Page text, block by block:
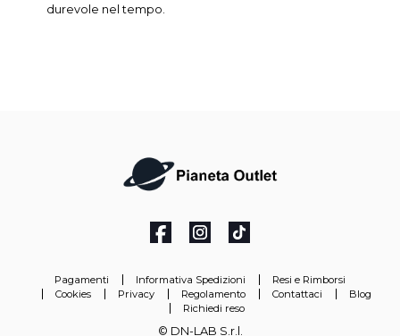
durevole nel tempo.
Pagamenti Informativa Spedizioni
Resi e Rimborsi
Cookies
Privacy Regolamento Contattaci
Blog
Richiedi reso
© DN-LAB S.r.l.